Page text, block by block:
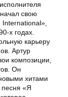
свою
International»,
х годах.
карьеру
Артур
композиции,
Он
хитами
«Я